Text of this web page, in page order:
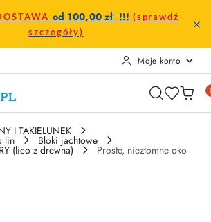
głównej
konto
głównego
produktuod 100,00 zł !!! (sprawdź
szczegóły)
Moje konto
I TAKIELUNEK
lin Bloki jachtowe
(lico z drewna) Proste, niezłomne oko